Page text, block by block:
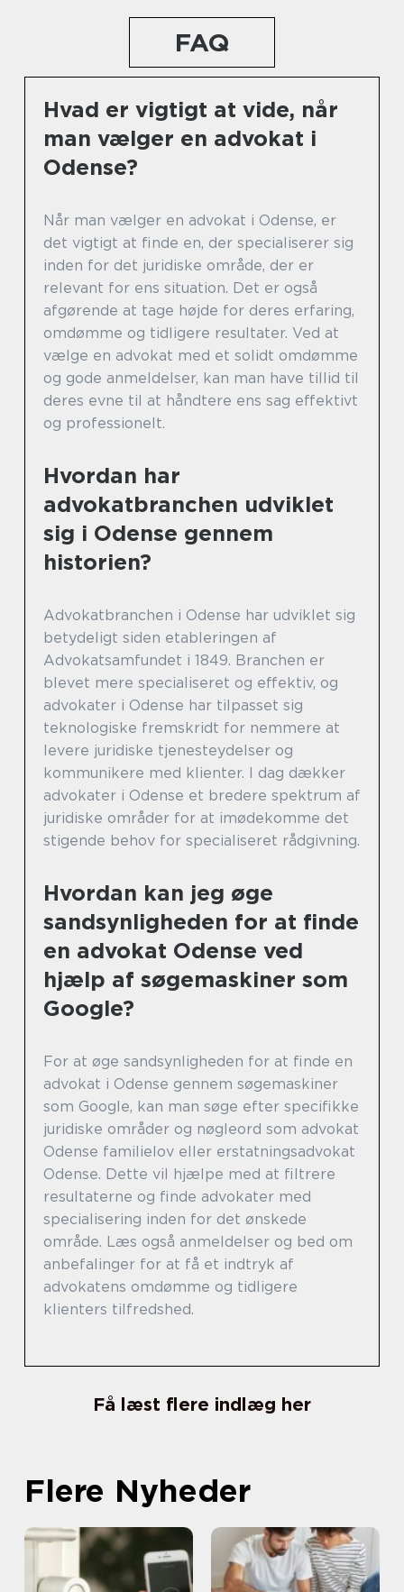
FAQ
Hvad er vigtigt at vide, når
man vælger en advokat i
Odense?
Når man vælger en advokat i Odense, er
det vigtigt at finde en, der specialiserer sig
inden for det juridiske område, der er
relevant for ens situation. Det er også
afgørende at tage højde for deres erfaring,
omdømme og tidligere resultater. Ved at
vælge en advokat med et solidt omdømme
og gode anmeldelser, kan man have tillid til
deres evne til at håndtere ens sag effektivt
og professionelt.
Hvordan har
advokatbranchen udviklet
sig i Odense gennem
historien?
Advokatbranchen i Odense har udviklet sig
betydeligt siden etableringen af
Advokatsamfundet i 1849. Branchen er
blevet mere specialiseret og effektiv, og
advokater i Odense har tilpasset sig
teknologiske fremskridt for nemmere at
levere juridiske tjenesteydelser og
kommunikere med klienter. I dag dækker
advokater i Odense et bredere spektrum af
juridiske områder for at imødekomme det
stigende behov for specialiseret rådgivning.
Hvordan kan jeg øge
sandsynligheden for at finde
en advokat Odense ved
hjælp af søgemaskiner som
Google?
For at øge sandsynligheden for at finde en
advokat i Odense gennem søgemaskiner
som Google, kan man søge efter specifikke
juridiske områder og nøgleord som advokat
Odense familielov eller erstatningsadvokat
Odense. Dette vil hjælpe med at filtrere
resultaterne og finde advokater med
specialisering inden for det ønskede
område. Læs også anmeldelser og bed om
anbefalinger for at få et indtryk af
advokatens omdømme og tidligere
klienters tilfredshed.
Få læst flere indlæg her
Flere Nyheder